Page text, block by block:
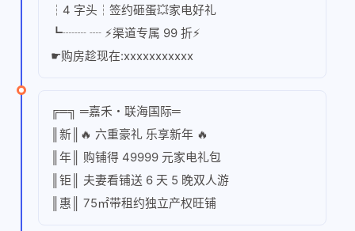
┆4 字头┆签约砸蛋💥家电好礼
┗┈┈ ┈ ⚡渠道专属 99 折⚡
☛购房趁现在:xxxxxxxxxxx
╔═╗ ═嘉禾・联海国际═
║新║🔥 六重豪礼 乐享新年 🔥
║年║ 购铺得 49999 元家电礼包
║钜║ 夫妻看铺送 6 天 5 晚双人游
║惠║ 75㎡带租约独立产权旺铺